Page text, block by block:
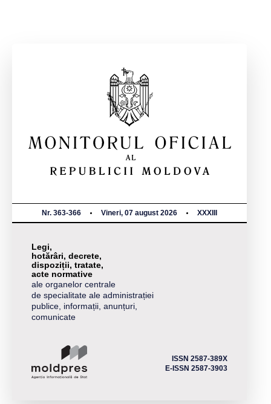
Nr. 363-366 Vineri, 07 august 2026 XXXIII
Legi,
hotărâri, decrete,
dispoziții, tratate,
acte normative
ale organelor centrale
de specialitate ale administrației
publice, informații, anunțuri,
comunicate
ISSN 2587-389X
E-ISSN 2587-3903